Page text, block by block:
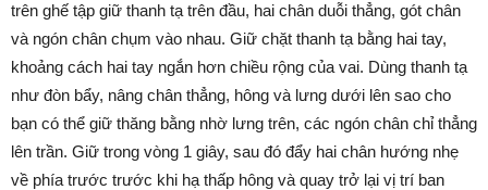
trên ghế tập giữ thanh tạ trên đầu, hai chân duỗi thẳng, gót chân
và ngón chân chụm vào nhau. Giữ chặt thanh tạ bằng hai tay,
khoảng cách hai tay ngắn hơn chiều rộng của vai. Dùng thanh tạ
như đòn bẩy, nâng chân thẳng, hông và lưng dưới lên sao cho
bạn có thể giữ thăng bằng nhờ lưng trên, các ngón chân chỉ thẳng
lên trần. Giữ trong vòng 1 giây, sau đó đẩy hai chân hướng nhẹ
về phía trước trước khi hạ thấp hông và quay trở lại vị trí ban